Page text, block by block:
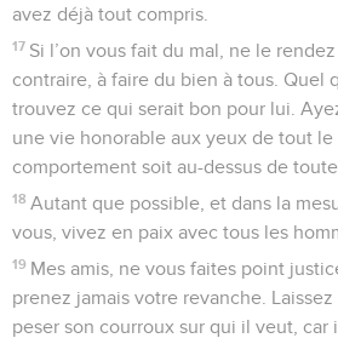
avez déjà tout compris.
17 Si l’on vous fait du mal, ne le
contraire, à faire du bien à tous. Quel
trouvez ce qui serait bon pour lui.
une vie honorable aux yeux de tout
comportement soit au-dessus de
18 Autant que possible, et dans la
vous, vivez en paix avec tous les
19 Mes amis, ne vous faites point
prenez jamais votre revanche.
peser son courroux sur qui il veut, car